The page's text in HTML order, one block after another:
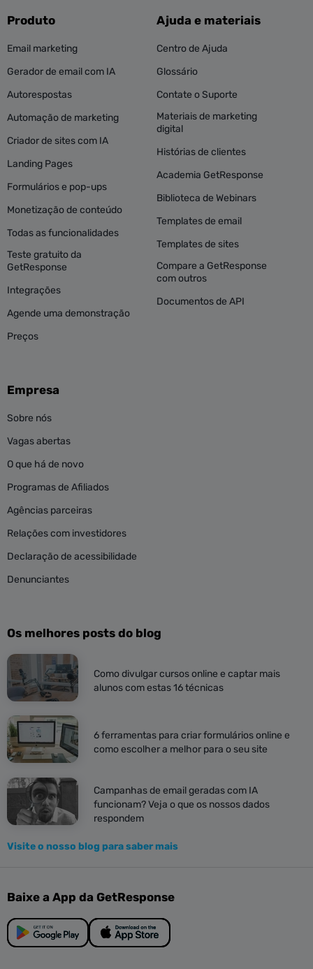
Produto
Email marketing
Gerador de email com IA
Autorespostas
Automação de marketing
Criador de sites com IA
Landing Pages
Formulários e pop-ups
Monetização de conteúdo
Todas as funcionalidades
Teste gratuito da
GetResponse
Integrações
Agende uma demonstração
Preços
Ajuda e materiais
Centro de Ajuda
Glossário
Contate o Suporte
Materiais de marketing
digital
Histórias de clientes
Academia GetResponse
Biblioteca de Webinars
Templates de email
Templates de sites
Compare a GetResponse
com outros
Documentos de API
Empresa
Sobre nós
Vagas abertas
O que há de novo
Programas de Afiliados
Agências parceiras
Relações com investidores
Declaração de acessibilidade
Denunciantes
Os melhores posts do blog
Como divulgar cursos online e captar mais
alunos com estas 16 técnicas
6 ferramentas para criar formulários online e
como escolher a melhor para o seu site
Campanhas de email geradas com IA
funcionam? Veja o que os nossos dados
respondem
Visite o nosso blog para saber mais
Baixe a App da GetResponse